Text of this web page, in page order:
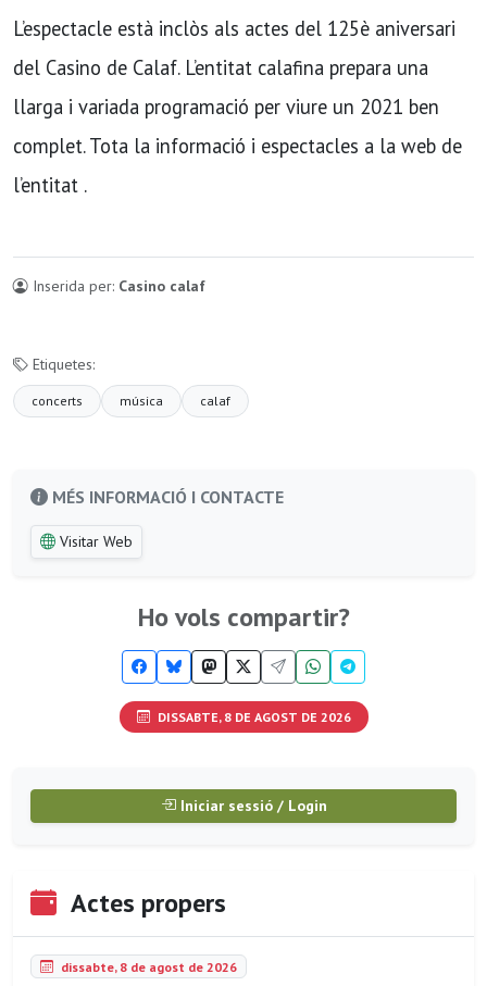
L’espectacle està inclòs als actes del 125è aniversari
del Casino de Calaf. L’entitat calafina prepara una
llarga i variada programació per viure un 2021 ben
complet. Tota la informació i espectacles a la web de
l’entitat .
Inserida per: Casino calaf
Etiquetes:
concerts música calaf
MÉS INFORMACIÓ I CONTACTE
Visitar Web
Ho vols compartir?
DISSABTE, 8 DE AGOST DE 2026
Iniciar sessió / Login
Actes propers
dissabte, 8 de agost de 2026